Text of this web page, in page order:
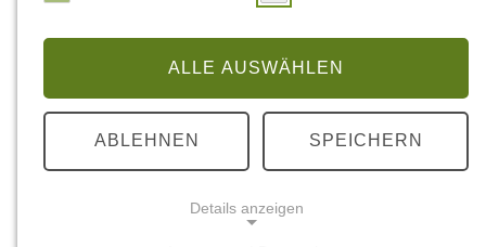
Startseite ... TAGUNGSPROGRAMM
Tagung am
ALLE AUSWÄHLEN
ABLEHNEN SPEICHERN
Details anzeigen